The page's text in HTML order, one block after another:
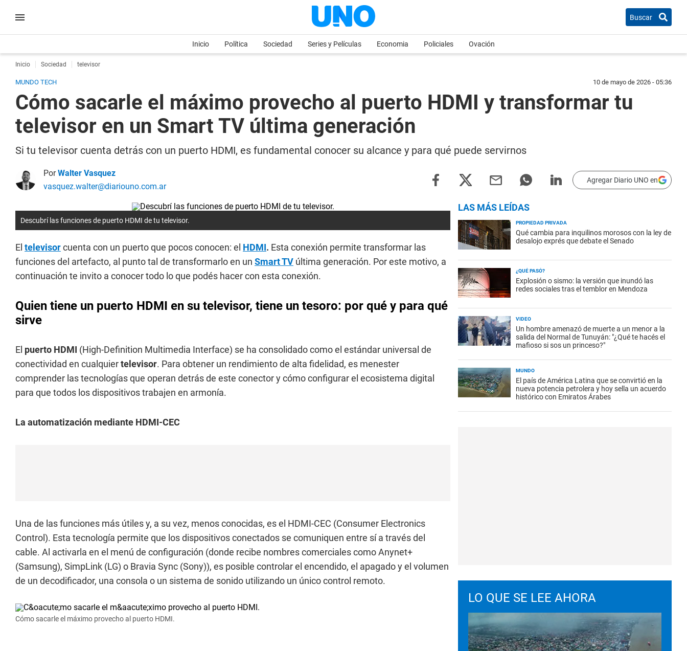
Buscar
Inicio Política Sociedad Series y Películas Economia Policiales Ovación
Inicio Sociedad televisor
MUNDO TECH 10 de mayo de 2026 - 05:36
Cómo sacarle el máximo provecho al puerto HDMI y transformar tu
televisor en un Smart TV última generación
Si tu televisor cuenta detrás con un puerto HDMI, es fundamental conocer su alcance y para qué puede servirnos
PorWalter Vasquez
vasquez.walter@diariouno.com.ar
Agregar Diario UNO en
Descubrí las funciones de puerto HDMI de tu televisor.
El televisorcuenta con un puerto que pocos conocen: el HDMI. Esta conexión permite transformar las
funciones del artefacto, al punto tal de transformarlo en un Smart TV última generación. Por este motivo, a
continuación te invito a conocer todo lo que podés hacer con esta conexión.
Quien tiene un puerto HDMI en su televisor, tiene un tesoro: por qué y para qué
sirve
El puerto HDMI (High-Definition Multimedia Interface) se ha consolidado como el estándar universal de
conectividad en cualquiertelevisor. Para obtener un rendimiento de alta fidelidad, es menester
comprender las tecnologías que operan detrás de este conector y cómo configurar el ecosistema digital
para que todos los dispositivos trabajen en armonía.
La automatización mediante HDMI-CEC
Una de las funciones más útiles y, a su vez, menos conocidas, es el HDMI-CEC (Consumer Electronics
Control). Esta tecnología permite que los dispositivos conectados se comuniquen entre sí a través del
cable. Al activarla en el menú de configuración (donde recibe nombres comerciales como Anynet+
(Samsung), SimpLink (LG) o Bravia Sync (Sony)), es posible controlar el encendido, el apagado y el volumen
de un decodificador, una consola o un sistema de sonido utilizando un único control remoto.
Cómo sacarle el máximo provecho al puerto HDMI.
LAS MÁS LEÍDAS
PROPIEDAD PRIVADA
Qué cambia para inquilinos morosos con la ley de
desalojo exprés que debate el Senado
¿QUÉ PASÓ?
Explosión o sismo: la versión que inundó las
redes sociales tras el temblor en Mendoza
VIDEO
Un hombre amenazó de muerte a un menor a la
salida del Normal de Tunuyán: "¿Qué te hacés el
mafioso si sos un princeso?"
MUNDO
El país de América Latina que se convirtió en la
nueva potencia petrolera y hoy sella un acuerdo
histórico con Emiratos Árabes
LO QUE SE LEE AHORA